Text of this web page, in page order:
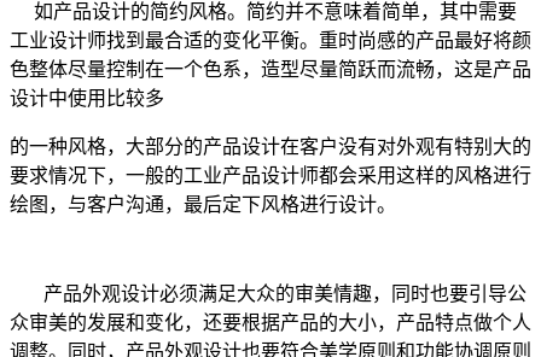
如产品设计的简约风格。简约并不意味着简单，其中需要
工业设计师找到最合适的变化平衡。重时尚感的产品最好将颜
色整体尽量控制在一个色系，造型尽量简跃而流畅，这是产品
设计中使用比较多
的一种风格，大部分的产品设计在客户没有对外观有特别大的
要求情况下，一般的工业产品设计师都会采用这样的风格进行
绘图，与客户沟通，最后定下风格进行设计。
产品外观设计必须满足大众的审美情趣，同时也要引导公
众审美的发展和变化，还要根据产品的大小，产品特点做个人
调整。同时，产品外观设计也要符合美学原则和功能协调原则